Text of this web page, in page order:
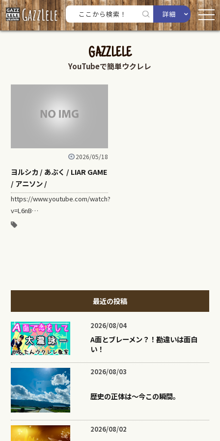
詳細
GAZZLELE
YouTubeで簡単ウクレレ
2026/05/18
ヨルシカ / あぶく / LIAR GAME
/ アニソン /
https://www.youtube.com/watch?
v=L6nB…
最近の投稿
2026/08/04
A面とブレーメン？！勘違いは面白
い！
2026/08/03
歴史の正体は〜今この瞬間。
2026/08/02